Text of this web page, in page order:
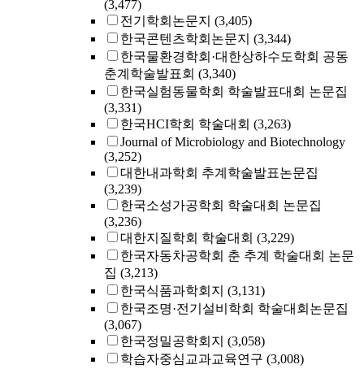
(3,477)
전기학회논문지 (3,405)
한국콘텐츠학회논문지 (3,344)
한국물환경학회·대한상하수도학회 공동
춘계학술발표회 (3,340)
한국실험동물학회 학술발표대회 논문집
(3,331)
한국HCI학회 학술대회 (3,263)
Journal of Microbiology and Biotechnology
(3,252)
대한내과학회 추계학술발표논문집
(3,239)
한국소성가공학회 학술대회 논문집
(3,236)
대한지질학회 학술대회 (3,229)
한국자동차공학회 춘 추계 학술대회 논문
집 (3,213)
한국식품과학회지 (3,131)
한국조명·전기설비학회 학술대회논문집
(3,067)
한국정밀공학회지 (3,058)
학습자중심교과교육연구 (3,008)